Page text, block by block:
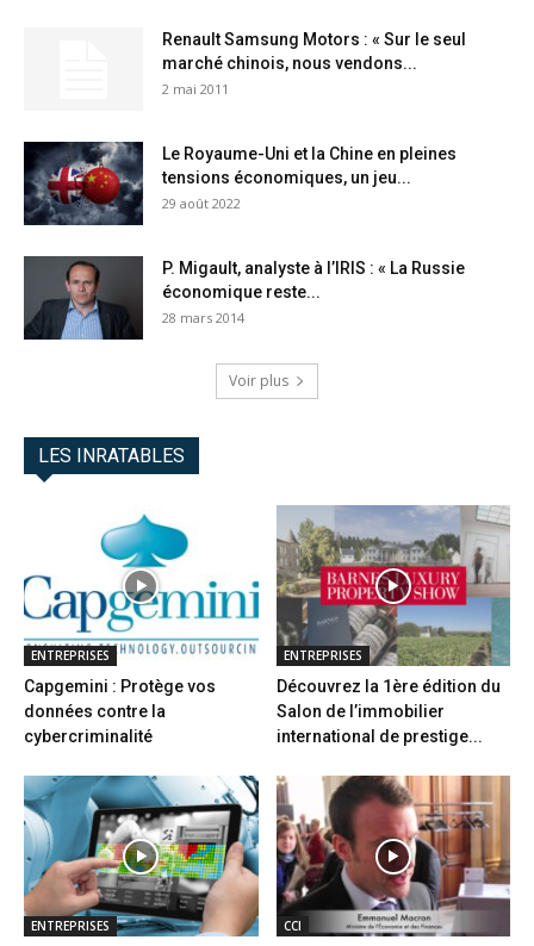
Renault Samsung Motors : « Sur le seul
marché chinois, nous vendons...
2 mai 2011
Le Royaume-Uni et la Chine en pleines
tensions économiques, un jeu...
29 août 2022
P. Migault, analyste à l’IRIS : « La Russie
économique reste...
28 mars 2014
Voir plus
LES INRATABLES
ENTREPRISES
Capgemini : Protège vos
données contre la
cybercriminalité
ENTREPRISES
Découvrez la 1ère édition du
Salon de l’immobilier
international de prestige...
ENTREPRISES CCI